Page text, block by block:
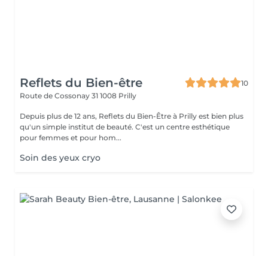
Reflets du Bien-être
10
Route de Cossonay 31 1008 Prilly
Depuis plus de 12 ans, Reflets du Bien-Être à Prilly est bien plus
qu'un simple institut de beauté. C'est un centre esthétique
pour femmes et pour hom...
Soin des yeux cryo